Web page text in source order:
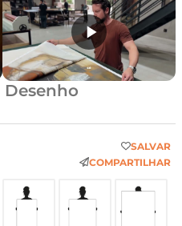
SALVAR
COMPARTILHAR